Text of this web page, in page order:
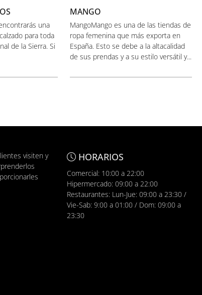
una
para toda
de la Sierra. Si
MANGO
MangoMango es una de las tiendas de
ropa femenina que más exporta en
España. Esto se debe a la altacalidad
de sus prendas y a su estilo versátil y...
visiten y
HORARIOS
Comercial: 10:00 a 22:00
Hipermercado: 09:00 a 22:00
Restaurantes: Lun-Jue: 09:00 a 23:30 /
Vie-Sab: 9:00 a 01:00 / Dom: 09:00 a
23:30